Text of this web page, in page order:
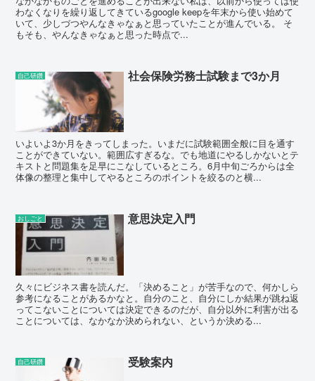
わなくなりを繰り返してきているgoogle keepを年末から使い始めて
いて、少しづつやんなきゃなぁと思っていたことが進んでいる。 そ
もそも、やんなきゃなぁと思った時点で...
自己研鑽 社会保険労務士試験まで3か月
いよいよ3か月をきってしまった。いまだに試験範囲全般に目を通す
ことができていない。範囲広すぎるな。でも地道にやるしかないとテ
キストと問題集を足早にこなしているところ。6月中旬ごろからは全
体像の整理と集中してやるところのポイントを絞るのと横...
おしごと 意思決定入門
久々にビジネス書を読んだ。「決めること」が苦手なので、何かしら
参考になることがあるかなと。自分のこと、自分にしか結果が跳ね返
ってこないことについては決定できるのだが、自分以外に利害が出る
ことについては、なかなか決められない、というか決める...
自己研鑽 受験案内